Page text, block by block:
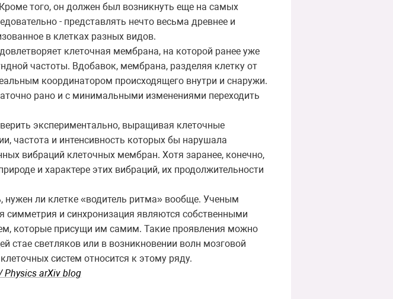
того, он должен был возникнуть еще на самых
- представлять нечто весьма древнее и
в клетках разных видов.
клеточная мембрана, на которой ранее уже
частоты. Вдобавок, мембрана, разделяя клетку от
координатором происходящего внутри и снаружи.
рано и с минимальными изменениями переходить
экспериментально, выращивая клеточные
частота и интенсивность которых бы нарушала
вибраций клеточных мембран. Хотя заранее, конечно,
и характере этих вибраций, их продолжительности
нужен ли клетке «водитель ритма» вообще. Ученым
симметрия и синхронизация являются собственными
которые присущи им самим. Такие проявления можно
стае светляков или в возникновении волн мозговой
систем относится к этому ряду.
Physics arXiv blog